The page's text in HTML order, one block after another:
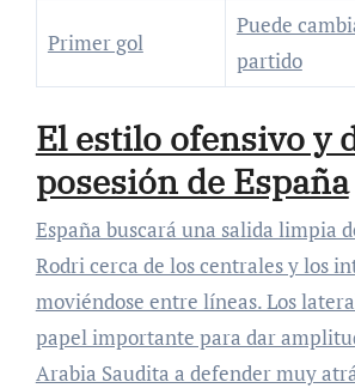
Primer gol
Puede
partido
El estilo ofensivo y
posesión de España
España buscará una salida limpia desde atrás, con
Rodri cerca de los centrales y los
moviéndose entre líneas. Los
papel importante para dar
Arabia Saudita a defender muy